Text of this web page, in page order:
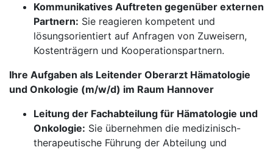
Kommunikatives Auftreten gegenüber externen
Partnern: Sie reagieren kompetent und
lösungsorientiert auf Anfragen von Zuweisern,
Kostenträgern und Kooperationspartnern.
Ihre Aufgaben als Leitender Oberarzt Hämatologie
und Onkologie (m/w/d) im Raum Hannover
Leitung der Fachabteilung für Hämatologie und
Onkologie: Sie übernehmen die medizinisch-
therapeutische Führung der Abteilung und